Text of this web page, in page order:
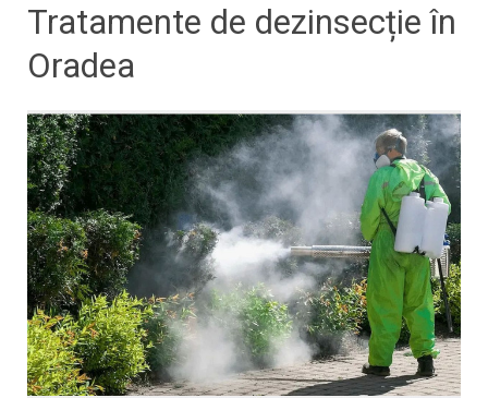
Tratamente de dezinsecție în
Oradea